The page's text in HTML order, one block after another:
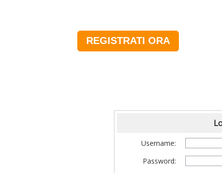
REGISTRATI ORA
Username:
Password: